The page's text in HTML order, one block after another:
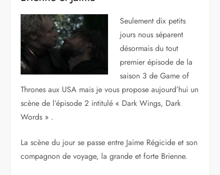
Seulement dix petits
jours nous séparent
désormais du tout
premier épisode de la
saison 3 de Game of
Thrones aux USA mais je vous propose aujourd’hui un
scène de l’épisode 2 intitulé « Dark Wings, Dark
Words » .
La scène du jour se passe entre Jaime Régicide et son
compagnon de voyage, la grande et forte Brienne.